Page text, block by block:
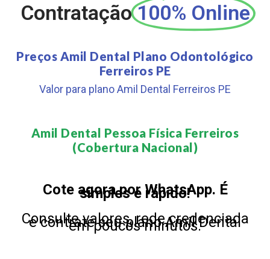
Contratação 100% Online
Preços Amil Dental Plano Odontológico
Ferreiros PE
Valor para plano Amil Dental Ferreiros PE
Amil Dental Pessoa Física Ferreiros
(Cobertura Nacional)​
Cote agora por WhatsApp. É
simples e rápido!
Consulte valores, rede credenciada
e contrate seu plano Amil Dental
em poucos minutos.